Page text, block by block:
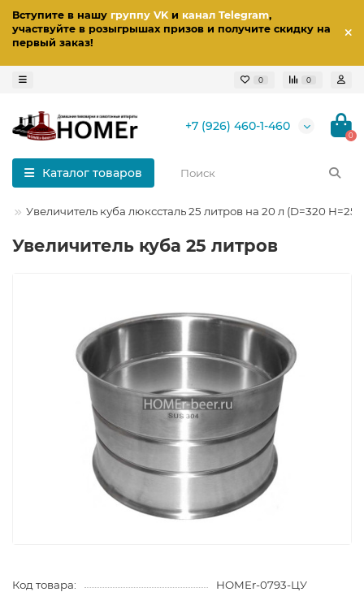
Вступите в нашу группу VKи канал Telegram,
участвуйте в розыгрышах призов и получите скидку на
первый заказ!
0 0
+7 (926) 460-1-460
0
Каталог товаров
Увеличитель куба люкссталь 25 литров на 20 л (D=320
Увеличитель куба 25 литров
Код товара:
HOMEr-0793-ЦУ